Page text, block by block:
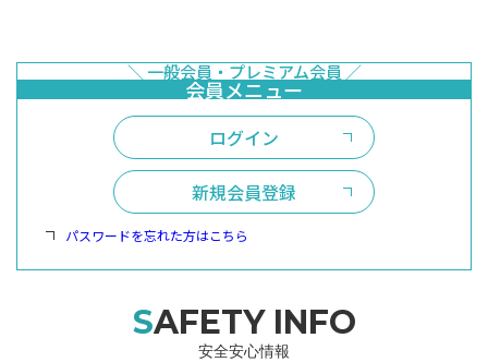
ログイン
新規会員登録
パスワードを忘れた方はこちら
SAFETY INFO
安全安心情報